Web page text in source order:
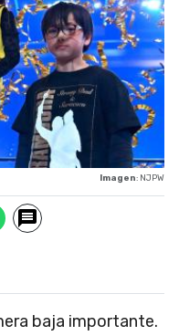
Imagen: NJPW
baja importante.